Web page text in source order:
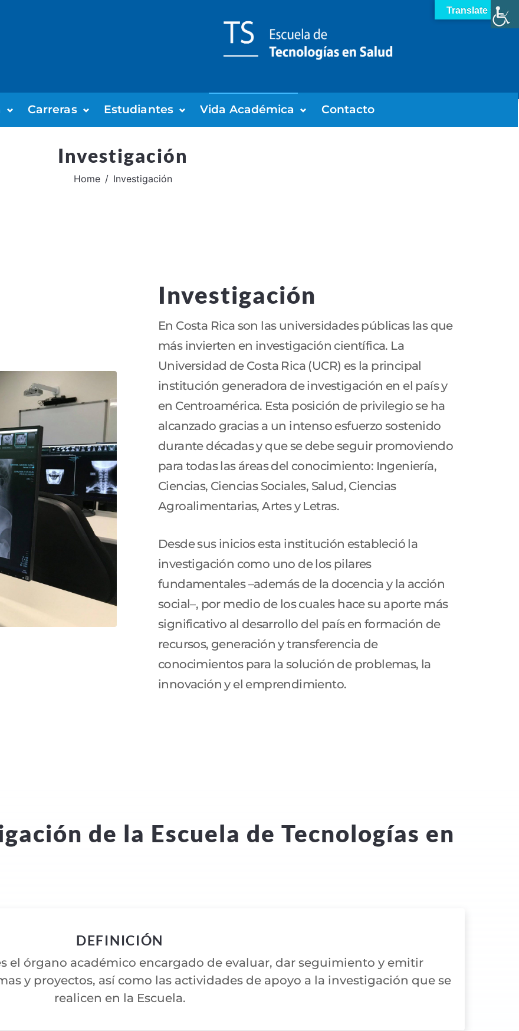
Carreras Estudiantes Vida Académica Contacto
Investigación
Home Investigación
Investigación
En Costa Rica son las universidades públicas las que
más invierten en investigación científica. La
Universidad de Costa Rica (UCR) es la principal
institución generadora de investigación en el país y
en Centroamérica. Esta posición de privilegio se ha
alcanzado gracias a un intenso esfuerzo sostenido
durante décadas y que se debe seguir promoviendo
para todas las áreas del conocimiento: Ingeniería,
Ciencias, Ciencias Sociales, Salud, Ciencias
Agroalimentarias, Artes y Letras.
Desde sus inicios esta institución estableció la
investigación como uno de los pilares
fundamentales –además de la docencia y la acción
social–, por medio de los cuales hace su aporte más
significativo al desarrollo del país en formación de
recursos, generación y transferencia de
conocimientos para la solución de problemas, la
innovación y el emprendimiento.
de la Escuela de Tecnologías en
DEFINICIÓN
el órgano académico encargado de evaluar, dar seguimiento y emitir
y proyectos, así como las actividades de apoyo a la investigación que se
realicen en la Escuela.
Translate »